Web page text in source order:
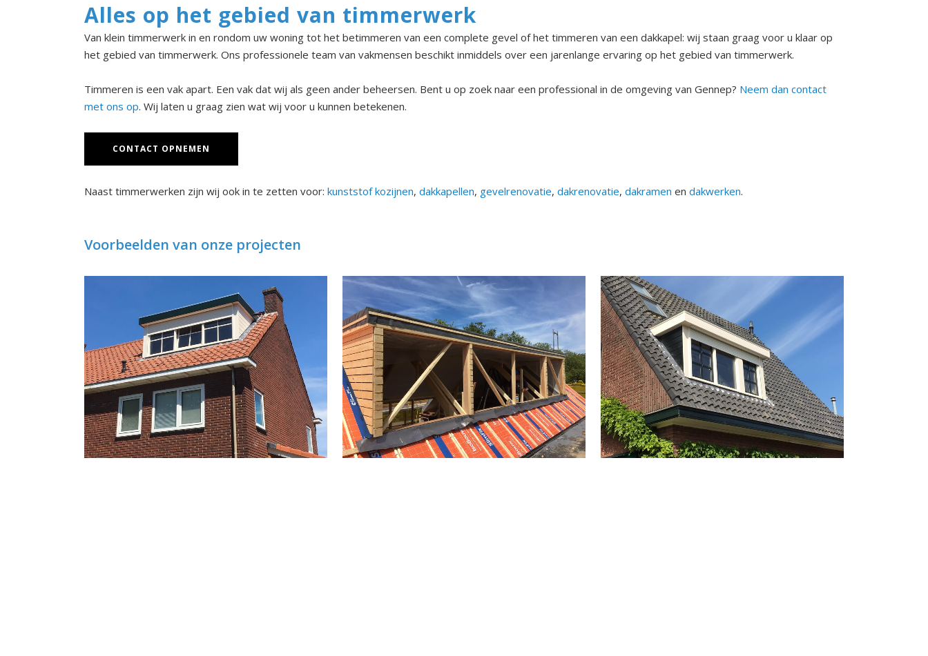
Alles op het gebied van timmerwerk
Van klein timmerwerk in en rondom uw woning tot het betimmeren van een complete gevel of het timmeren van een dakkapel: wij staan graag voor u klaar op
het gebied van timmerwerk. Ons professionele team van vakmensen beschikt inmiddels over een jarenlange ervaring op het gebied van timmerwerk.
Timmeren is een vak apart. Een vak dat wij als geen ander beheersen. Bent u op zoek naar een professional in de omgeving van Gennep? Neem dan contact
met ons op. Wij laten u graag zien wat wij voor u kunnen betekenen.
CONTACT OPNEMEN
Naast timmerwerken zijn wij ook in te zetten voor: kunststof kozijnen, dakkapellen, gevelrenovatie, dakrenovatie, dakramen en dakwerken.
Voorbeelden van onze projecten
Dakkapel Malden Timmerwerken divers Kozijnen divers